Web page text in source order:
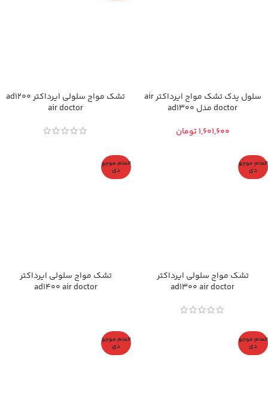
سلول یدک تشک مواج ایرداکتر air
doctor مدل ad1300
تومان
تشک مواج سلولی ایرداکتر ad1200
air doctor
اتمام موجو
دی
تشک مواج سلولی ایرداکتر
ad1300 air doctor
اتمام موجو
دی
تشک مواج سلولی ایرداکتر
ad1400 air doctor
اتمام موجو
دی
اتمام موجو
دی